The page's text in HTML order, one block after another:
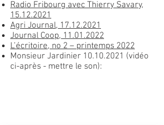
Radio Fribourg avec Thierry Savary,
15.12.2021
Agri Journal, 17.12.2021
Journal Coop, 11.01.2022
​L’écritoire, no 2 – printemps 2022
Monsieur Jardinier 10.10.2021 (vidéo
ci-après - mettre le son):